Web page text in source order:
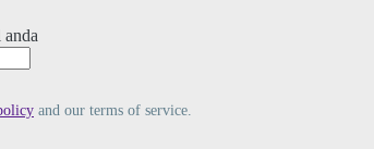
and our terms of service.